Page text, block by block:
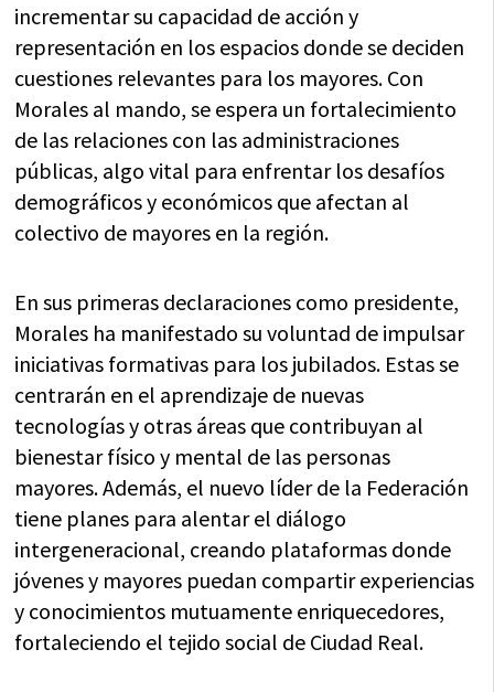
incrementar su capacidad de acción y
representación en los espacios donde se deciden
cuestiones relevantes para los mayores. Con
Morales al mando, se espera un fortalecimiento
de las relaciones con las administraciones
públicas, algo vital para enfrentar los desafíos
demográficos y económicos que afectan al
colectivo de mayores en la región.
En sus primeras declaraciones como presidente,
Morales ha manifestado su voluntad de impulsar
iniciativas formativas para los jubilados. Estas se
centrarán en el aprendizaje de nuevas
tecnologías y otras áreas que contribuyan al
bienestar físico y mental de las personas
mayores. Además, el nuevo líder de la Federación
tiene planes para alentar el diálogo
intergeneracional, creando plataformas donde
jóvenes y mayores puedan compartir experiencias
y conocimientos mutuamente enriquecedores,
fortaleciendo el tejido social de Ciudad Real.